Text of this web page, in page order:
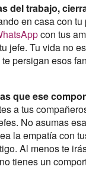
del trabajo,
en casa con tu
con tus
jefe. Tu vida no
persigan esos
que ese
a tus
No asumas
la empatía con
Al menos te
tienes un